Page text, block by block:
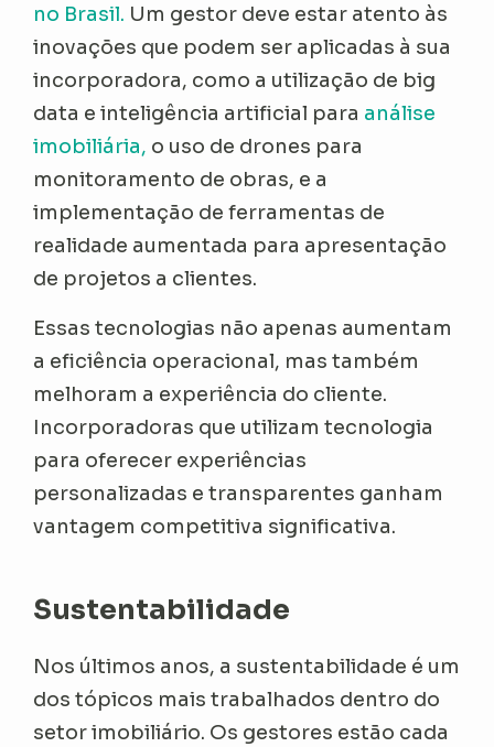
no Brasil. Um gestor deve estar atento às
inovações que podem ser aplicadas à sua
incorporadora, como a utilização de big
data e inteligência artificial para análise
imobiliária, o uso de drones para
monitoramento de obras, e a
implementação de ferramentas de
realidade aumentada para apresentação
de projetos a clientes.
Essas tecnologias não apenas aumentam
a eficiência operacional, mas também
melhoram a experiência do cliente.
Incorporadoras que utilizam tecnologia
para oferecer experiências
personalizadas e transparentes ganham
vantagem competitiva significativa.
Sustentabilidade
Nos últimos anos, a sustentabilidade é um
dos tópicos mais trabalhados dentro do
setor imobiliário. Os gestores estão cada